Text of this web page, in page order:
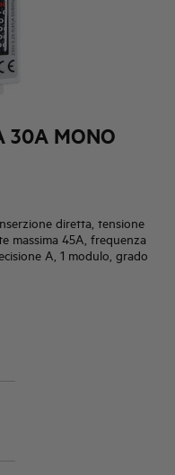
30A MONO
diretta, tensione
massima 45A, frequenza
A, 1 modulo, grado